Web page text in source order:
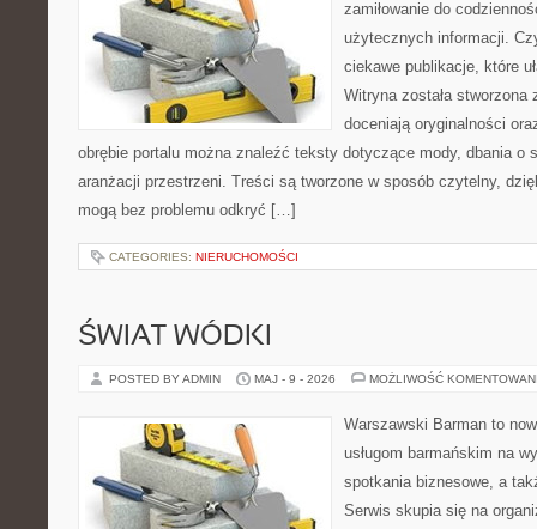
zamiłowanie do
użytecznych informacji.
ciekawe publikacje, które
Witryna została
doceniają oryginalności
obrębie portalu można znaleźć teksty dotyczące mody, dbania o
aranżacji przestrzeni. Treści są tworzone w sposób czytelny,
mogą bez problemu odkryć […]
CATEGORIES: NIERUCHOMOŚCI
ŚWIAT WÓDKI
POSTED BY ADMIN MAJ - 9 - 2026 MOŻLIWOŚĆ
Warszawski Barman to
usługom barmańskim na
spotkania biznesowe, a
Serwis skupia się na